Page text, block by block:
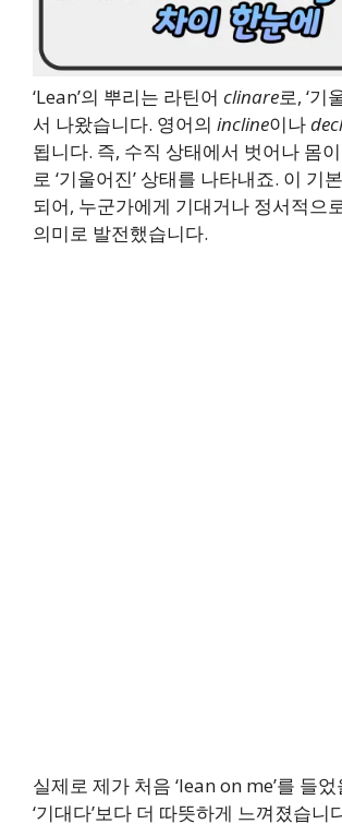
‘Lean’의 뿌리는 라틴어 clinare로, ‘기
서 나왔습니다. 영어의 incline이나
됩니다. 즉, 수직 상태에서 벗어나 몸
로 ‘기울어진’ 상태를 나타내죠. 이 기
되어, 누군가에게 기대거나 정서적으
의미로 발전했습니다.
실제로 제가 처음 ‘lean on me’를 들
‘기대다’보다 더 따뜻하게 느껴졌습니